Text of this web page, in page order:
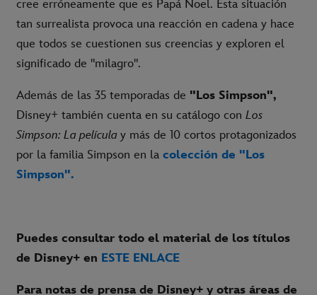
cree erróneamente que es Papá Noel. Esta situación
tan surrealista provoca una reacción en cadena y hace
que todos se cuestionen sus creencias y exploren el
significado de "milagro".
Además de las 35 temporadas de "Los Simpson",
Disney+ también cuenta en su catálogo con Los
Simpson: La película y más de 10 cortos protagonizados
por la familia Simpson en la colección de "Los
Simpson".
Puedes consultar todo el material de los títulos
de Disney+ en ESTE ENLACE
Para notas de prensa de Disney+ y otras áreas de